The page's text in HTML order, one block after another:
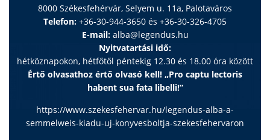
8000 Székesfehérvár, Selyem u. 11a, Palotaváros
Telefon: +36-30-944-3650 és +36-30-326-4705
E-mail: alba@legendus.hu
Nyitvatartási idő:
hétköznapokon, hétfőtől péntekig 12.30 és 18.00 óra között
Értő olvasathoz értő olvasó kell! „Pro captu lectoris
habent sua fata libelli!”
https://www.szekesfehervar.hu/legendus-alba-a-
semmelweis-kiadu-uj-konyvesboltja-szekesfehervaron